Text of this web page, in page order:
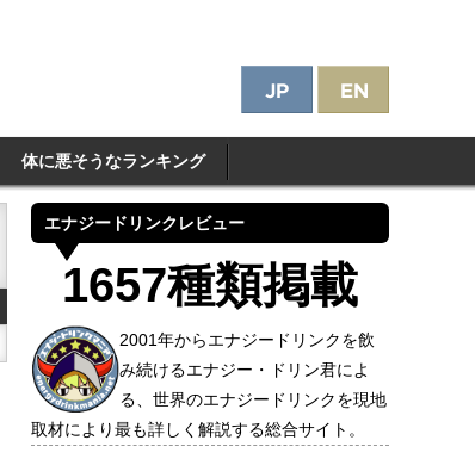
体に悪そうなランキング
エナジードリンクレビュー
1657種類掲載
2001年からエナジードリンクを飲
み続けるエナジー・ドリン君によ
る、世界のエナジードリンクを現地
取材により最も詳しく解説する総合サイト。